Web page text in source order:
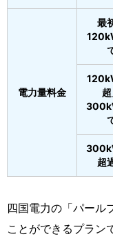
電力量料金
最
超
超
四国電力の「パール
ことができるプラン